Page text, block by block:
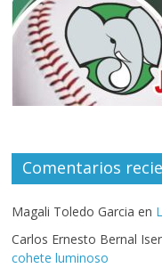
Comentarios
Magali Toledo Garcia en
Carlos Ernesto Bernal Iser
cohete luminoso